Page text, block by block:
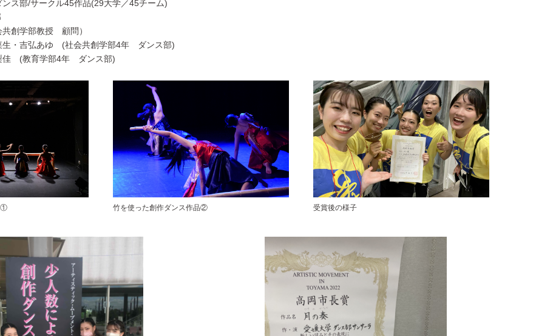
ス部/サークル45作品(29大学／45チーム)
学部教授 顧問）
吉弘あゆ (社会共創学部4年 ダンス部)
教育学部4年 ダンス部)
① 竹を使った創作ダンス作品② 受賞後の様子